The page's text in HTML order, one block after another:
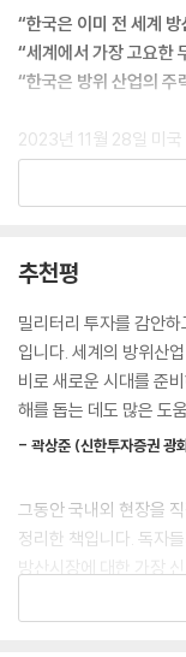
알아본다. 방위산업은
방위산업의 내수시장 경
한다는 점을 염두에 두
산업의 장기적 전망을
독자들은 이 책을 통해
부문에서는 어떻게 사
력은 어떻게 높아졌고
업들의 흥망성쇠와 성과
--- p.35
단순히 가격 면에서만
생산되었음에도 물가상
청난 비용관리 능력을
동안의 물가상승분을
있다. 특히 K9의 비교 대
동안 두 배 가까이 상승
성능 면에서도 K9은 현
“한국은 이미 전 세계
“세계에서 가장 고요한
“한국은 방위 산업의 주
2023년 11월 28일 미
계 군수 시장에서 한국
국의 방위산업 주식은
위산업에 관심을 가진 걸
러시아-우크라이나 전
위산업 시장의 규모는
름을 타고 고속의 성장
정도로 크게 성장했다.
견제, 중국의 추격, 거기
잃고 있는 상태로, K-방
K2, 천궁, FA-50 등 수
당신이 누구라도 한국
추천평
밀리터리 투자를 감안
입니다. 세계의 방위산
비로 새로운 시대를 준
해를 돕는 데도 많은 도
- 곽상준 (신한투자증권 광
그동안 국내외 현장을
정리한 책입니다. 독자
방산시장에 대한 가장
- 이세환 (유튜브〈샤를의